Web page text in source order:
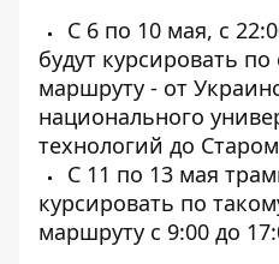
С 6 по 10 мая, с
будут курсировать
маршруту - от
национального
технологий до
С 11 по 13 мая
курсировать по
маршруту с 9:00 до